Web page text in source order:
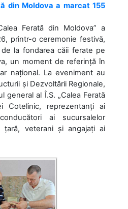
din Moldova a marcat 155
Ferată din Moldova” a
printr-o ceremonie festivă,
la fondarea căii ferate pe
un moment de referință în
național. La eveniment au
și Dezvoltării Regionale,
general al Î.S. „Calea Ferată
Cotelinic, reprezentanți ai
ai sucursalelor
țară, veterani și angajați ai